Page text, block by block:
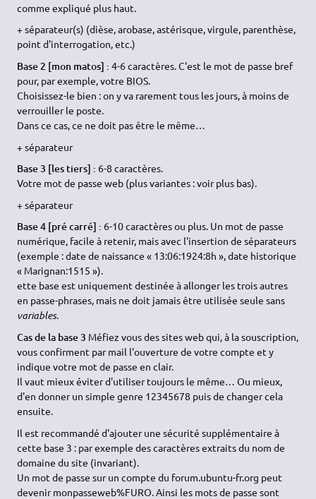
comme expliqué plus haut.
+ séparateur(s) (dièse, arobase, astérisque, virgule, parenthèse,
point d'interrogation, etc.)
Base 2 [mon matos] : 4-6 caractères. C'est le mot de passe bref
pour, par exemple, votre BIOS.
Choisissez-le bien : on y va rarement tous les jours, à moins de
verrouiller le poste.
Dans ce cas, ce ne doit pas être le même…
+ séparateur
Base 3 [les tiers] : 6-8 caractères.
Votre mot de passe web (plus variantes : voir plus bas).
+ séparateur
Base 4 [pré carré] : 6-10 caractères ou plus. Un mot de passe
numérique, facile à retenir, mais avec l'insertion de séparateurs
(exemple : date de naissance « 13:06:1924:8h », date historique
« Marignan:1515 »).
ette base est uniquement destinée à allonger les trois autres
en passe-phrases, mais ne doit jamais être utilisée seule sans
variables.
Cas de la base 3 Méfiez vous des sites web qui, à la souscription,
vous confirment par mail l'ouverture de votre compte et y
indique votre mot de passe en clair.
Il vaut mieux éviter d'utiliser toujours le même… Ou mieux,
d'en donner un simple genre 12345678 puis de changer cela
ensuite.
Il est recommandé d'ajouter une sécurité supplémentaire à
cette base 3 : par exemple des caractères extraits du nom de
domaine du site (invariant).
Un mot de passe sur un compte du forum.ubuntu-fr.org peut
devenir monpasseweb%FURO. Ainsi les mots de passe sont